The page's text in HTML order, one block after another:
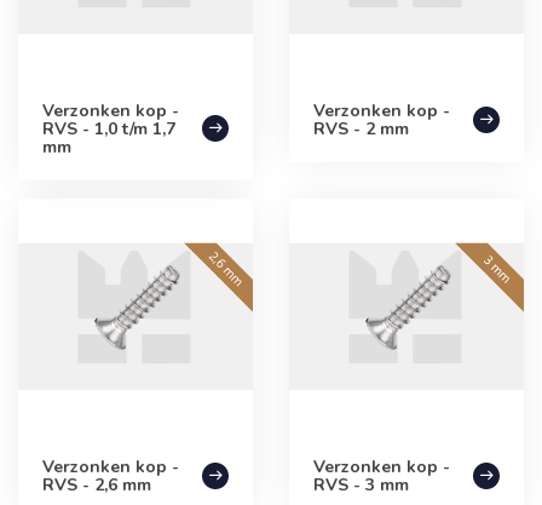
Verzonken kop -
RVS - 1,0 t/m 1,7
mm
Verzonken kop -
RVS - 2 mm
Verzonken kop -
RVS - 2,6 mm
Verzonken kop -
RVS - 3 mm